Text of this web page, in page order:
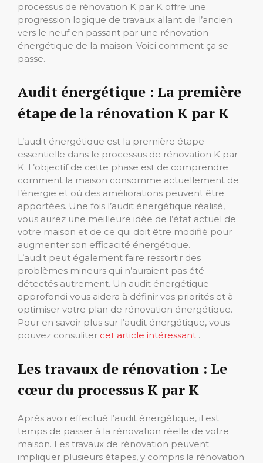
processus de rénovation K par K offre une
progression logique de travaux allant de l’ancien
vers le neuf en passant par une rénovation
énergétique de la maison. Voici comment ça se
passe.
Audit énergétique : La première
étape de la rénovation K par K
L’audit énergétique est la première étape
essentielle dans le processus de rénovation K par
K. L’objectif de cette phase est de comprendre
comment la maison consomme actuellement de
l’énergie et où des améliorations peuvent être
apportées. Une fois l’audit énergétique réalisé,
vous aurez une meilleure idée de l’état actuel de
votre maison et de ce qui doit être modifié pour
augmenter son efficacité énergétique.
L’audit peut également faire ressortir des
problèmes mineurs qui n’auraient pas été
détectés autrement. Un audit énergétique
approfondi vous aidera à définir vos priorités et à
optimiser votre plan de rénovation énergétique.
Pour en savoir plus sur l’audit énergétique, vous
pouvez consuliter cet article intéressant .
Les travaux de rénovation : Le
cœur du processus K par K
Après avoir effectué l’audit énergétique, il est
temps de passer à la rénovation réelle de votre
maison. Les travaux de rénovation peuvent
impliquer plusieurs étapes, y compris la rénovation